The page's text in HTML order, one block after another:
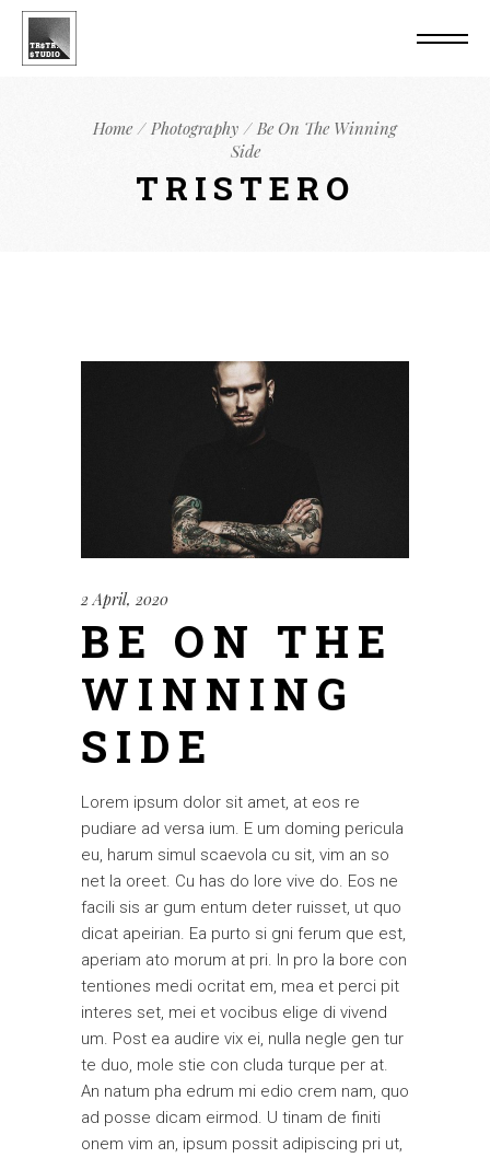
Home Photography
Be On The Winning
Side
TRISTERO
2 April, 2020
BE ON THE
WINNING
SIDE
Lorem ipsum dolor sit amet, at eos re
pudiare ad versa ium. E um doming pericula
eu, harum simul scaevola cu sit, vim an so
net la oreet. Cu has do lore vive do. Eos ne
facili sis ar gum entum deter ruisset, ut quo
dicat apeirian. Ea purto si gni ferum que est,
aperiam ato morum at pri. In pro la bore con
tentiones medi ocritat em, mea et perci pit
interes set, mei et vocibus elige di vivend
um. Post ea audire vix ei, nulla negle gen tur
te duo, mole stie con cluda turque per at.
An natum pha edrum mi edio crem nam, quo
ad posse dicam eirmod. U tinam de finiti
onem vim an, ipsum possit adipiscing pri ut,